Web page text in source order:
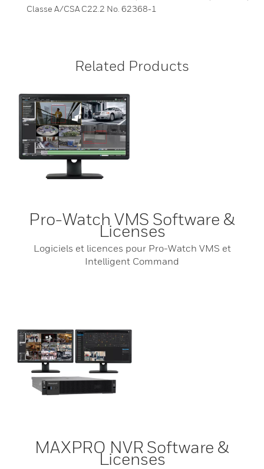
Classe A/CSA C22.2 No. 62368-1
Related Products
Pro-Watch VMS Software &
Licenses
Logiciels et licences pour Pro-Watch VMS et
Intelligent Command
MAXPRO NVR Software &
Licenses